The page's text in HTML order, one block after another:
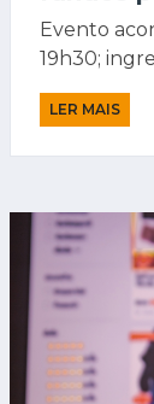
Evento
19h30;
LER MAIS